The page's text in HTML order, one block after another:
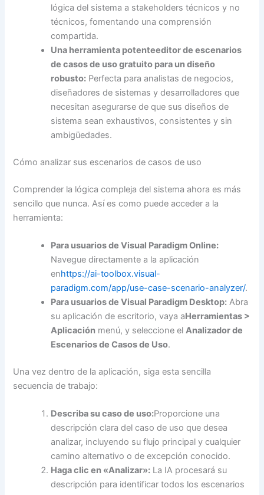
lógica del sistema a stakeholders técnicos y no
técnicos, fomentando una comprensión
compartida.
Una herramienta potenteeditor de escenarios
de casos de uso gratuito para un diseño
robusto: Perfecta para analistas de negocios,
diseñadores de sistemas y desarrolladores que
necesitan asegurarse de que sus diseños de
sistema sean exhaustivos, consistentes y sin
ambigüedades.
Cómo analizar sus escenarios de casos de uso
Comprender la lógica compleja del sistema ahora es más
sencillo que nunca. Así es como puede acceder a la
herramienta:
Para usuarios de Visual Paradigm Online:
Navegue directamente a la aplicación
enhttps://ai-toolbox.visual-
paradigm.com/app/use-case-scenario-analyzer/.
Para usuarios de Visual Paradigm Desktop: Abra
su aplicación de escritorio, vaya aHerramientas >
Aplicación menú, y seleccione elAnalizador de
Escenarios de Casos de Uso.
Una vez dentro de la aplicación, siga esta sencilla
secuencia de trabajo:
Describa su caso de uso:Proporcione una
descripción clara del caso de uso que desea
analizar, incluyendo su flujo principal y cualquier
camino alternativo o de excepción conocido.
Haga clic en «Analizar»: La IA procesará su
descripción para identificar todos los escenarios